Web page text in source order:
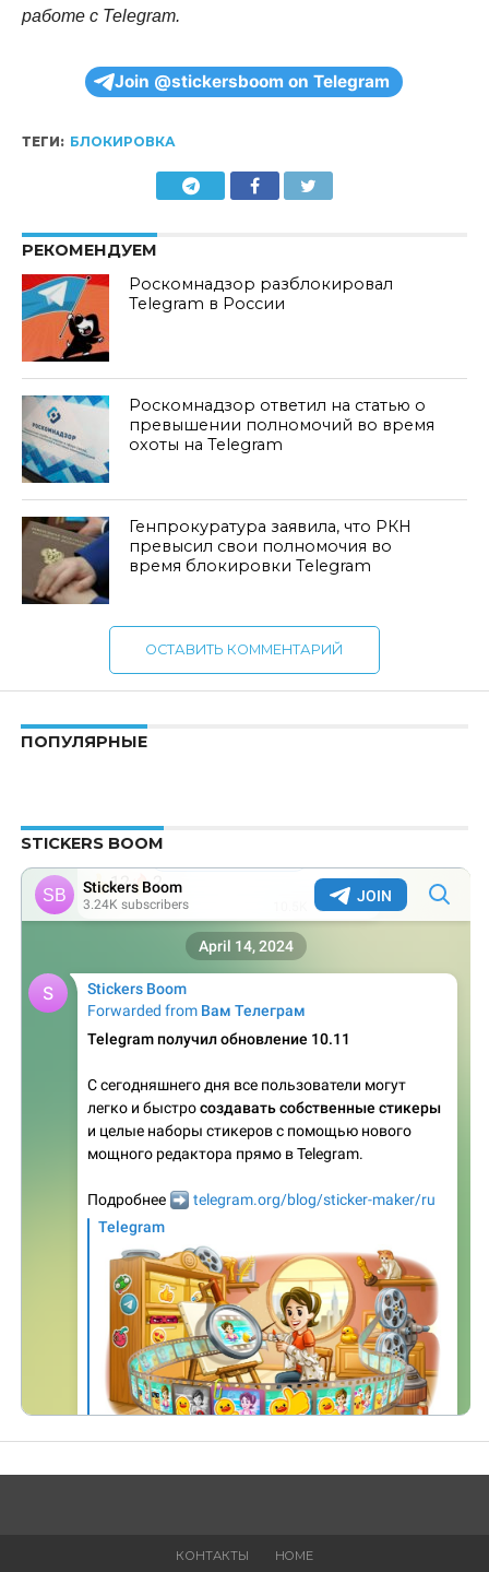
работе с Telegram.
Join @stickersboom on Telegram
ТЕГИ: БЛОКИРОВКА
РЕКОМЕНДУЕМ
Роскомнадзор разблокировал
Telegram в России
Роскомнадзор ответил на статью о
превышении полномочий во время
охоты на Telegram
Генпрокуратура заявила, что РКН
превысил свои полномочия во
время блокировки Telegram
ОСТАВИТЬ КОММЕНТАРИЙ
ПОПУЛЯРНЫЕ
STICKERS BOOM
КОНТАКТЫ HOME